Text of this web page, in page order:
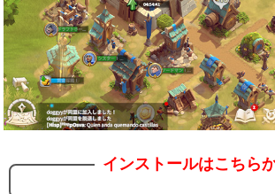
インストールはこちら